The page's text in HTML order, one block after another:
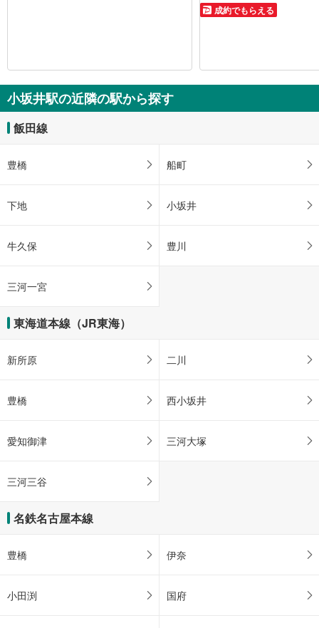
成約でもらえる
小坂井駅の近隣の駅から探す
飯田線
豊橋 船町
下地 小坂井
牛久保 豊川
三河一宮
東海道本線（JR東海）
新所原 二川
豊橋 西小坂井
愛知御津 三河大塚
三河三谷
名鉄名古屋本線
豊橋 伊奈
小田渕 国府